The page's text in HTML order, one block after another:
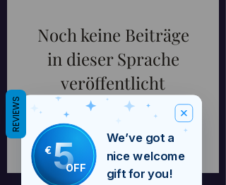
Noch keine Beiträge
in dieser Sprache
veröffentlicht
Sobald neue Beiträge
veröffentlicht wurden,
erscheinen diese hier.
€5OFF
We’ve got a
nice welcome
gift for you!
REVIEWS